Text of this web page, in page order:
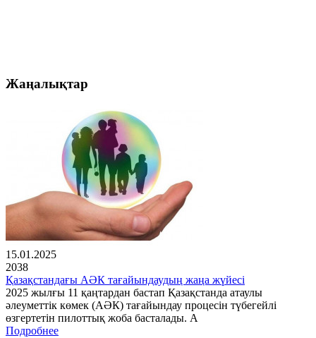
Жаңалықтар
15.01.2025
2038
Қазақстандағы АӘК тағайындаудың жаңа жүйесі
2025 жылғы 11 қаңтардан бастап Қазақстанда атаулы
әлеуметтік көмек (АӘК) тағайындау процесін түбегейлі
өзгертетін пилоттық жоба басталады. А
Подробнее